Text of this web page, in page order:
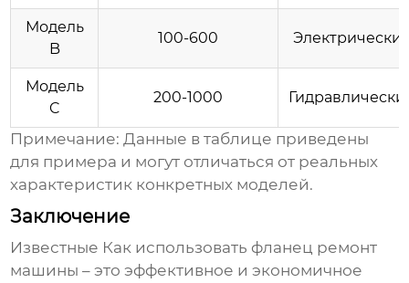
Модель
B
100-600
Модель
C
200-1000
Примечание: Данные в таблице приведены
для примера и могут отличаться от реальных
характеристик конкретных моделей.
Заключение
Известные Как использовать фланец ремонт
машины – это эффективное и экономичное